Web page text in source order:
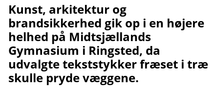
Kunst, arkitektur og
brandsikkerhed gik op i en højere
helhed på Midtsjællands
Gymnasium i Ringsted, da
udvalgte tekststykker fræset i træ
skulle pryde væggene.